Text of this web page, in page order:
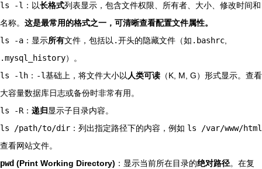
ls -l ：以长格式列表显示，包含文件权限、所有者、大小、修改时间和
名称。 这是最常用的格式之一，可清晰查看配置文件属性。
ls -a ：显示所有文件，包括以 .开头的隐藏文件（如 .bashrc
.mysql_history）。
ls -lh ： -l基础上，将文件大小以 人类可读 （K, M, G）形式显示。查看
大容量数据库日志或备份时非常有用。
ls -R ： 递归显示子目录内容。
ls /path/to/dir ：列出指定路径下的内容，例如 ls /var/www/html
查看网站文件。
pwd (Print Working Directory) ：显示当前所在目录的绝对路径。在复